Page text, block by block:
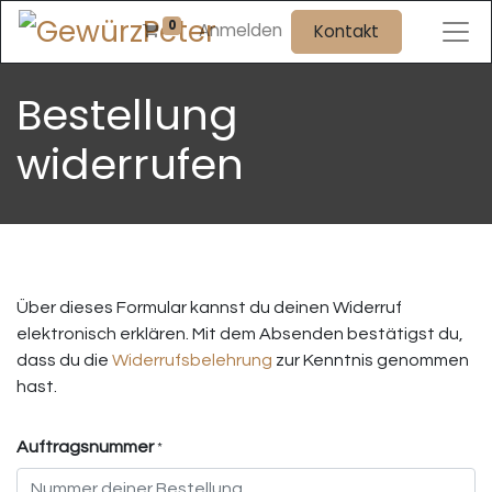
0 Anmelden Kontakt
Bestellung
widerrufen
Über dieses Formular kannst du deinen Widerruf
elektronisch erklären. Mit dem Absenden bestätigst du,
dass du die Widerrufsbelehrung zur Kenntnis genommen
hast.
Auftragsnummer *